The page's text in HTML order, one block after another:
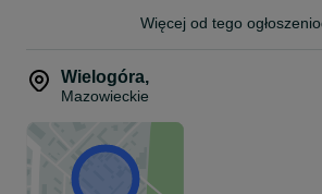
Więcej od tego
Wielogóra,
Mazowieckie